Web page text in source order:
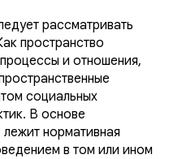
рассматривать
пространство
и отношения,
социальных
В основе
нормативная
в том или ином